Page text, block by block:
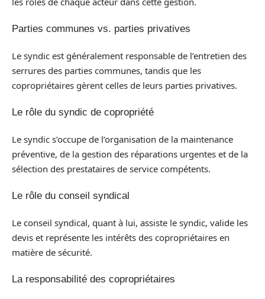
Parties communes vs. parties privatives
Le syndic est généralement responsable de l’entretien des
serrures des parties communes, tandis que les
copropriétaires gèrent celles de leurs parties privatives.
Le rôle du syndic de copropriété
Le syndic s’occupe de l’organisation de la maintenance
préventive, de la gestion des réparations urgentes et de la
sélection des prestataires de service compétents.
Le rôle du conseil syndical
Le conseil syndical, quant à lui, assiste le syndic, valide les
devis et représente les intérêts des copropriétaires en
matière de sécurité.
La responsabilité des copropriétaires